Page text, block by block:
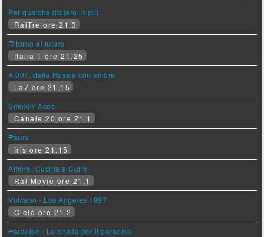
Per qualche dollaro in più
RaiTre ore 21.3
Ritorno al futuro
Italia 1 ore 21.25
A 007, dalla Russia con amore
La7 ore 21.15
Smokin' Aces
Canale 20 ore 21.1
Paura
Iris ore 21.15
Amore, Cucina e Curry
Rai Movie ore 21.1
Vulcano - Los Angeles 1997
Cielo ore 21.2
Paradise - La strada per il paradiso